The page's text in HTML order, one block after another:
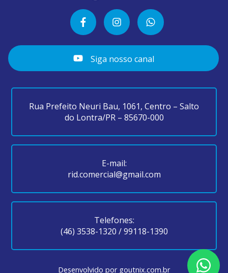
Siga nosso canal
Rua Prefeito Neuri Bau, 1061, Centro – Salto
do Lontra/PR – 85670-000
E-mail:
rid.comercial@gmail.com
Telefones:
(46) 3538-1320 /99118-1390
Desenvolvido por goutnix.com.br